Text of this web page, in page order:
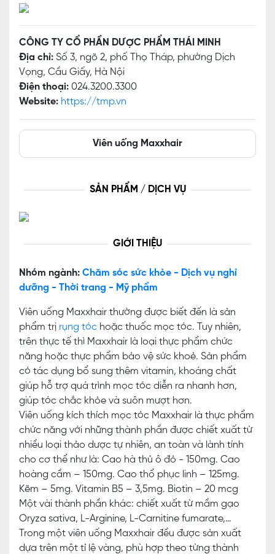
CÔNG TY CỔ PHẦN DƯỢC PHẨM THÁI MINH
Địa chỉ: Số 3, ngõ 2, phố Thọ Tháp, phường Dịch
Vọng, Cầu Giấy, Hà Nội
Điện thoại: 024.3200.3300
Website: https://tmp.vn
Viên uống Maxxhair
SẢN PHẨM / DỊCH VỤ
GIỚI THIỆU
Nhóm ngành: Chăm sóc sức khỏe - Dịch vụ nghỉ
dưỡng - Thời trang - Mỹ phẩm
Viên uống Maxxhair thường được biết đến là sản
phẩm trị rụng tóc hoặc thuốc mọc tóc. Tuy nhiên,
trên thực tế thì Maxxhair là loại thực phẩm chức
năng hoặc thực phẩm bảo vệ sức khoẻ. Sản phẩm
có tác dụng bổ sung thêm vitamin, khoáng chất
giúp hỗ trợ quá trình mọc tóc diễn ra nhanh hơn,
giúp tóc chắc khỏe và suôn mượt hơn.
Viên uống kích thích mọc tóc Maxxhair là thực phẩm
chức năng với những thành phần được chiết xuất từ
nhiều loại thảo dược tự nhiên, an toàn và lành tính
cho cơ thể như là: Cao hà thủ ô đỏ - 150mg. Cao
hoàng cầm – 150mg. Cao thổ phục linh – 125mg.
Kẽm – 5mg. Vitamin B5 – 3,5mg. Biotin – 20 mcg
Một vài thành phần khác: chiết xuất từ mầm gạo
Oryza sativa, L-Arginine, L-Carnitine fumarate,…
Trong một viên uống Maxxhair đều được sản xuất
dựa trên một tỉ lệ vàng, phù hợp theo từng thành